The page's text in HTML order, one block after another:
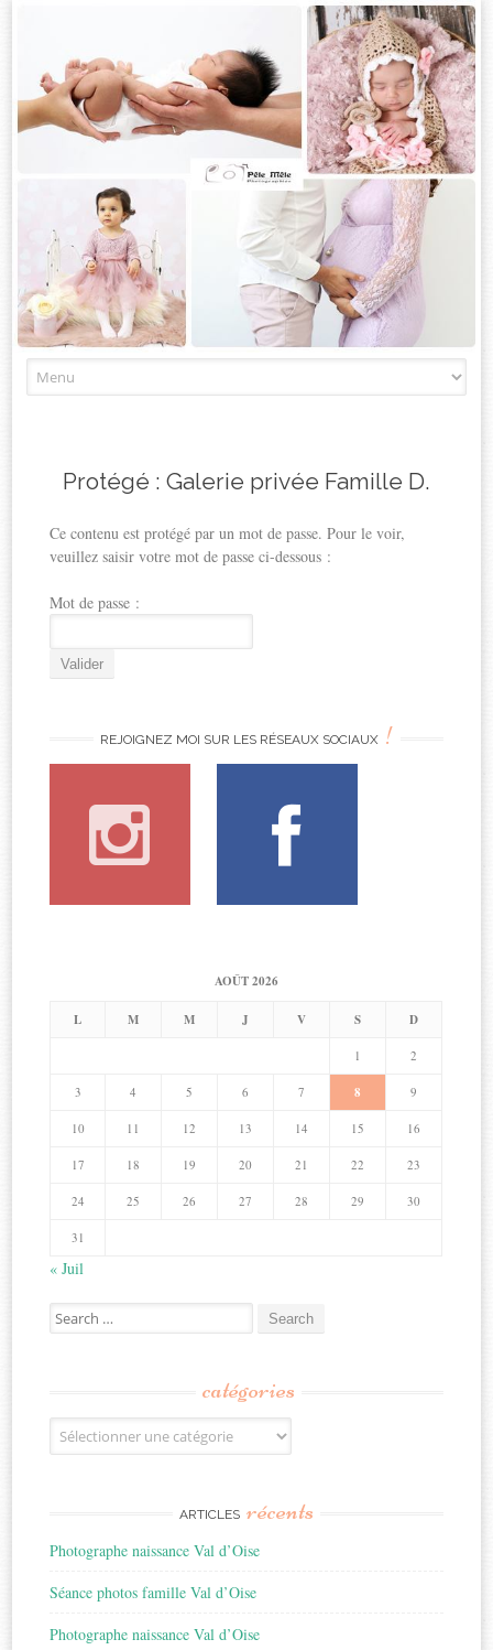
to
Protégé : Galerie privée Famille D.
Ce contenu est protégé par un mot de passe. Pour le voir,
veuillez saisir votre mot de passe ci-dessous :
Mot de passe :
REJOIGNEZ MOI SUR LES RÉSEAUX SOCIAUX !
AOÛT 2026
L M M J V S D
1 2
3 4 5 6 7 8 9
10 11 12 13 14 15 16
17 18 19 20 21 22 23
24 25 26 27 28 29 30
31
« Juil
Search
for:
catégories
Catégories
ARTICLES récents
Photographe naissance Val d’Oise
Séance photos famille Val d’Oise
Photographe naissance Val d’Oise